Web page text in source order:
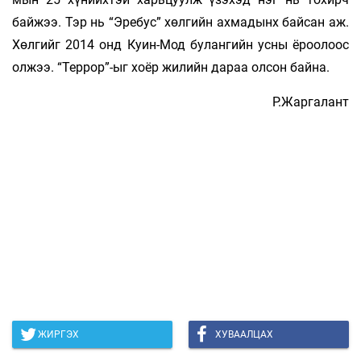
байжээ. Тэр нь “Эребус” хөлгийн ах­ма­дынх байсан аж.
Хөлгийг 2014 онд Куин-Мод бу­лангийн усны ёроолоос
олжээ. “Террор”-ыг хоёр жилийн дараа олсон байна.
Р.Жаргалант
ЖИРГЭХ ХУВААЛЦАХ